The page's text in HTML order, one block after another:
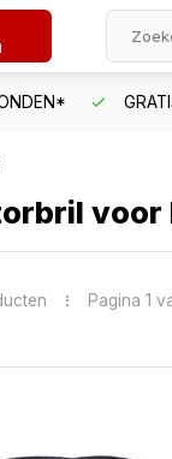
voor
Pagina 1